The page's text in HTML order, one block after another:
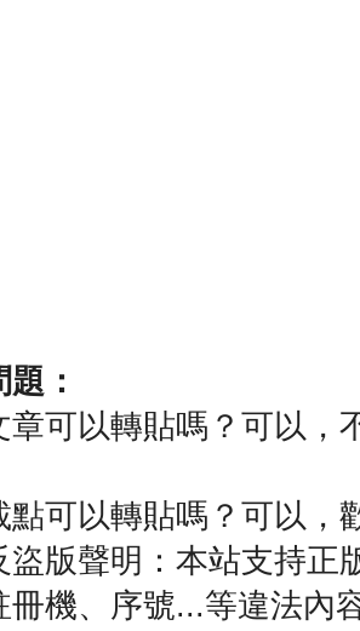
：
章可以轉貼嗎？可以，
點可以轉貼嗎？可以，
盜版聲明：本站支持正
冊機、序號...等違法內